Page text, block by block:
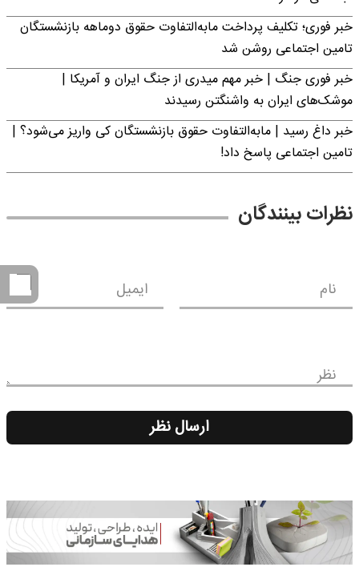
خبر فوری؛ تکلیف پرداخت مابه‌التفاوت حقوق دوماهه بازنشستگان
تامین اجتماعی روشن شد
خبر فوری جنگ | خبر مهم میدری از جنگ ایران و آمریکا |
موشک‌های ایران به واشنگتن رسیدند
خبر داغ رسید | مابه‌التفاوت حقوق بازنشستگان کی واریز می‌شود؟ |
تامین اجتماعی پاسخ داد!
نظرات بینندگان
نام ایمیل
نظر
ارسال نظر